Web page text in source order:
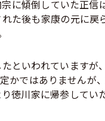
に傾倒していた正信
た後も家康の元に戻ら
といわれていますが
かではありませんが
徳川家に帰参してい